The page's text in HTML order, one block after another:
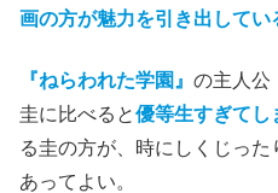
画の方が魅力を引き出してい
『ねらわれた学園』 の主人公
圭に比べると優等生すぎてし
る圭の方が、時にしくじっ
あってよい。